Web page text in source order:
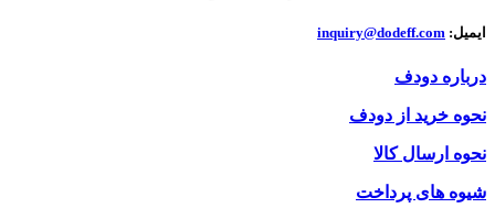
ایمیل: inquiry@dodeff.com
درباره دودف
نحوه خرید از دودف
نحوه ارسال کالا
شیوه های پرداخت